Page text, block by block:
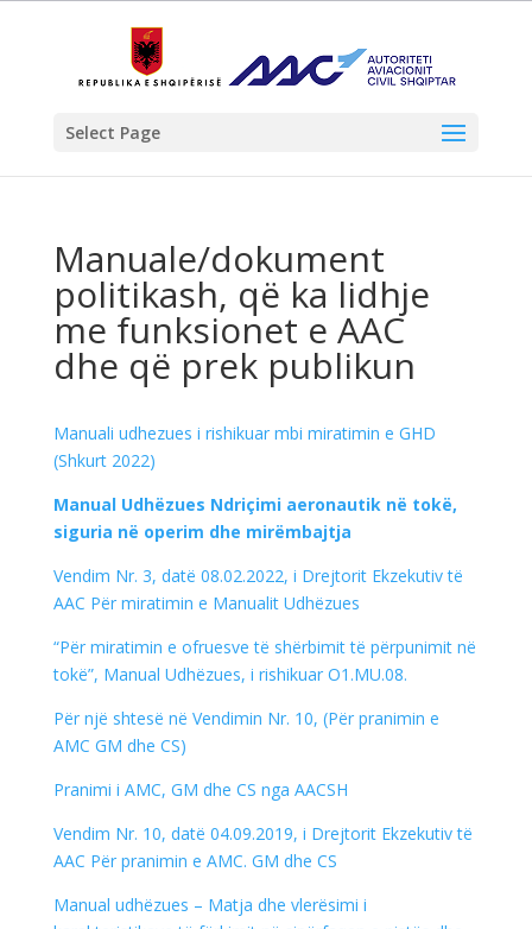
Select Page
Manuale/dokument
politikash, që ka lidhje
me funksionet e AAC
dhe që prek publikun
Manuali udhezues i rishikuar mbi miratimin e GHD
(Shkurt 2022)
Manual Udhëzues Ndriçimi aeronautik në tokë,
siguria në operim dhe mirëmbajtja
Vendim Nr. 3, datë 08.02.2022, i Drejtorit Ekzekutiv të
AAC Për miratimin e Manualit Udhëzues
“Për miratimin e ofruesve të shërbimit të përpunimit në
tokë”, Manual Udhëzues, i rishikuar O1.MU.08.
Për një shtesë në Vendimin Nr. 10, (Për pranimin e
AMC GM dhe CS)
Pranimi i AMC, GM dhe CS nga AACSH
Vendim Nr. 10, datë 04.09.2019, i Drejtorit Ekzekutiv të
AAC Për pranimin e AMC. GM dhe CS
Manual udhëzues – Matja dhe vlerësimi i